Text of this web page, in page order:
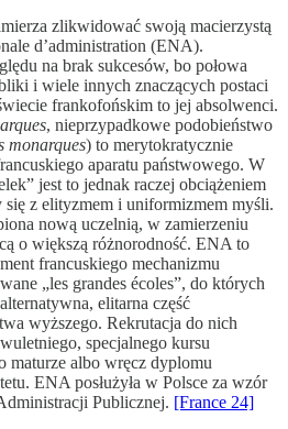
zlikwidować swoją macierzystą
d’administration (ENA).
na brak sukcesów, bo połowa
i wiele innych znaczących postaci
frankofońskim to jej absolwenci.
, nieprzypadkowe podobieństwo
monarques) to merytokratycznie
aparatu państwowego. W
jest to jednak raczej obciążeniem
się z elityzmem i uniformizmem myśli.
nową uczelnią, w zamierzeniu
o większą różnorodność. ENA to
francuskiego mechanizmu
„les grandes écoles”, do których
elitarna część
wyższego. Rekrutacja do nich
specjalnego kursu
maturze albo wręcz dyplomu
ENA posłużyła w Polsce za wzór
Publicznej. [France 24]